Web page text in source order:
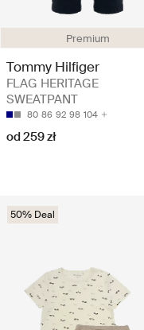
Premium
Tommy Hilfiger
FLAG HERITAGE
SWEATPANT
80 86 92 98 104
od 259 zł
50% Deal